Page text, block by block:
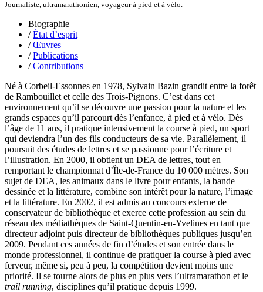
Edwards Richard
Figueras Raymond
Fisset Émeric
Fisset Christine
FitzGerald Edward
Fontaine Benoît
Fradin Patrick
Fraisse Thomas
François Valérie
Fuligni Bruno
Gana Frédéric
Garcia Antoine
Garde François
Gaullier Tanneguy
Gauthier Yves
Gemme Pierre
Gendre Florence
Georis Stéphane
Gilbert Frédéric
Giry Julien
Goisque Thomas
Grange Florent
Gras Cédric
Griette Olivier
Guéguéniat Jean-Yves
Guerrier Gérard
Journaliste, ultramarathonien, voyageur à pied et à vélo.
Biographie
/État d’esprit
/Œuvres
/Publications
/Contributions
Né à Corbeil-Essonnes en 1978, Sylvain Bazin grandit entre la forêt
de Rambouillet et celle des Trois-Pignons. C’est dans cet
environnement qu’il se découvre une passion pour la nature et les
grands espaces qu’il parcourt dès l’enfance, à pied et à vélo. Dès
l’âge de 11 ans, il pratique intensivement la course à pied, un sport
qui deviendra l’un des fils conducteurs de sa vie. Parallèlement, il
poursuit des études de lettres et se passionne pour l’écriture et
l’illustration. En 2000, il obtient un DEA de lettres, tout en
remportant le championnat d’Île-de-France du 10 000 mètres. Son
sujet de DEA, les animaux dans le livre pour enfants, la bande
dessinée et la littérature, combine son intérêt pour la nature, l’image
et la littérature. En 2002, il est admis au concours externe de
conservateur de bibliothèque et exerce cette profession au sein du
réseau des médiathèques de Saint-Quentin-en-Yvelines en tant que
directeur adjoint puis directeur de bibliothèques publiques jusqu’en
2009. Pendant ces années de fin d’études et son entrée dans le
monde professionnel, il continue de pratiquer la course à pied avec
ferveur, même si, peu à peu, la compétition devient moins une
priorité. Il se tourne alors de plus en plus vers l’ultramarathon et le
trail running, disciplines qu’il pratique depuis 1999.